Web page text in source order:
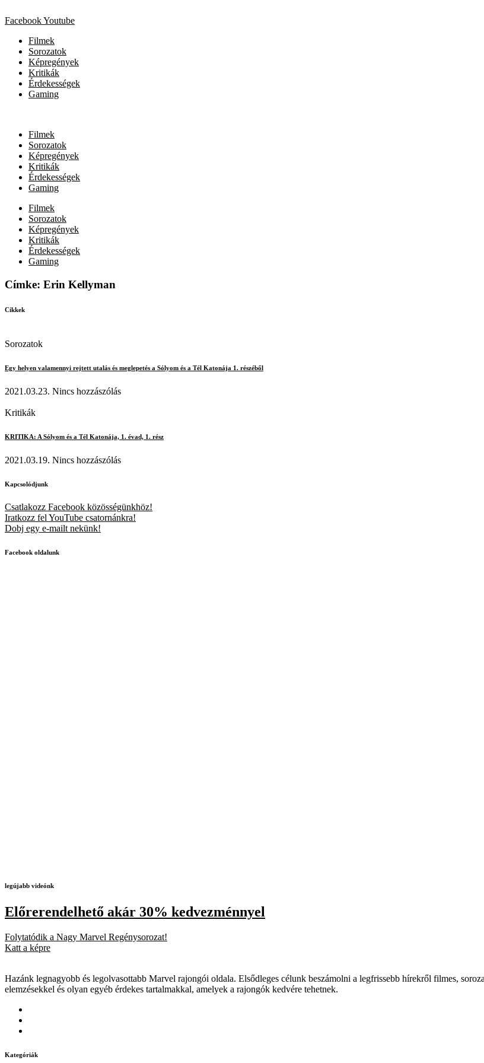
FacebookYoutube
Filmek
Sorozatok
Képregények
Kritikák
Érdekességek
Gaming
Filmek
Sorozatok
Képregények
Kritikák
Érdekességek
Gaming
Filmek
Sorozatok
Képregények
Kritikák
Érdekességek
Gaming
Címke: Erin Kellyman
Cikkek
Sorozatok
Egy helyen valamennyi rejtett utalás és meglepetés a Sólyom és a Tél Katonája 1. részéből
2021.03.23. Nincs hozzászólás
Kritikák
KRITIKA: A Sólyom és a Tél Katonája, 1. évad, 1. rész
2021.03.19. Nincs hozzászólás
Kapcsolódjunk
Csatlakozz Facebook közösségünkhöz!
Iratkozz fel YouTube csatornánkra!
Dobj egy e-mailt nekünk!
Facebook oldalunk
legújabb videónk
Előrerendelhető akár 30% kedvezménnyel
Folytatódik a Nagy Marvel Regénysorozat!
Katt a képre
Hazánk legnagyobb és legolvasottabb Marvel rajongói oldala. Elsődleges célunk beszámolni a legfrissebb hírekről filmes,
elemzésekkel és olyan egyéb érdekes tartalmakkal, amelyek a rajongók kedvére tehetnek.
Kategóriák